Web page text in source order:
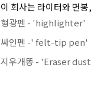
이 회사는 라이터와 면
형광펜 - 'highlighter'
싸인펜 -' felt-tip pen'
지우개똥 - 'Eraser